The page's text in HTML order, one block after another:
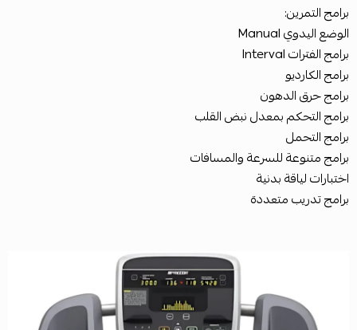
برامج التمرين:
الوضع اليدوي Manual
برامج الفترات Interval
برامج الكارديو
برامج حرق الدهون
برامج التحكم بمعدل نبض القلب
برامج التحمل
برامج متنوعة للسرعة والمسافات
اختبارات لياقة بدنية
برامج تدريب متعددة